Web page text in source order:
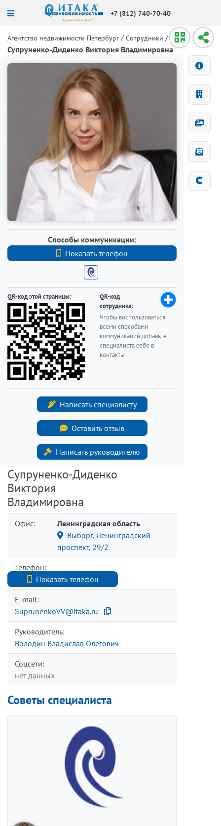
+7 (812) 740-70-40
Агентство недвижимости Петербург / Сотрудники /
Супруненко-Диденко Виктория Владимировна
Способы коммуникации:
Показать телефон
+7 (812) 740-70-40
QR-код этой страницы:
QR-код
сотрудника:
Чтобы воспользоваться
всеми способами
коммуникаций добавьте
специалиста себе в
контакты
Написать специалисту
Оставить отзыв
Написать руководителю
Супруненко-Диденко
Виктория
Владимировна
Офис:
Ленинградская область
Выборг, Ленинградский
проспект, 29/2
Телефон:
Показать телефон
+7 (812) 740-70-40
E-mail:
SuprunenkoVV@itaka.ru
Руководитель:
Володин Владислав Олегович
Соцсети:
нет данных
Советы специалиста